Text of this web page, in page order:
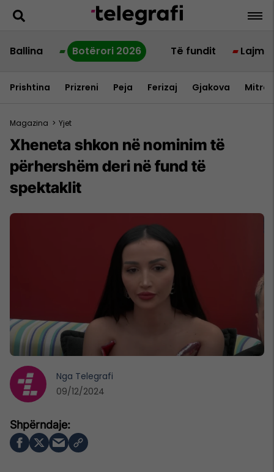
Ballina Botërori 2026 Të fundit Lajme
Prishtina Prizreni Peja Ferizaj Gjakova
Magazina > Yjet
Xheneta shkon në nominim të
përhershëm deri në fund të
spektaklit
Nga Telegrafi
09/12/2024